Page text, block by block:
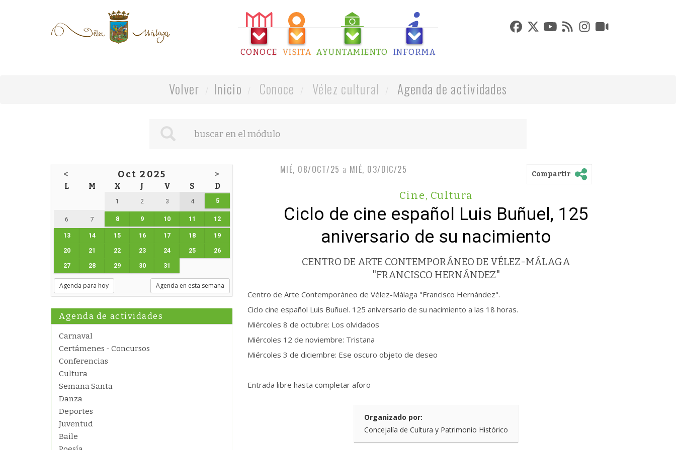
CONOCE VISITA AYUNTAMIENTO INFORMA
Volver Inicio Conoce Vélez cultural Agenda de actividades
< Oct 2025 >
L M X J V S D
1 2 3 4 5
6 7 8 9 10 11 12
13 14 15 16 17 18 19
20 21 22 23 24 25 26
27 28 29 30 31
Agenda para hoy Agenda en esta semana
Agenda de actividades
Carnaval
Certámenes - Concursos
Conferencias
Cultura
Semana Santa
Danza
Deportes
Juventud
Baile
MIÉ, 08/OCT/25 a MIÉ, 03/DIC/25 Compartir
Cine, Cultura
Ciclo de cine español Luis Buñuel, 125
aniversario de su nacimiento
CENTRO DE ARTE CONTEMPORÁNEO DE VÉLEZ-MÁLAGA
"FRANCISCO HERNÁNDEZ"
Centro de Arte Contemporáneo de Vélez-Málaga "Francisco Hernández".
Ciclo cine español Luis Buñuel. 125 aniversario de su nacimiento a las 18 horas.
Miércoles 8 de octubre: Los olvidados
Miércoles 12 de noviembre: Tristana
Miércoles 3 de diciembre: Ese oscuro objeto de deseo
Entrada libre hasta completar aforo
Organizado por:
Concejalía de Cultura y Patrimonio Histórico